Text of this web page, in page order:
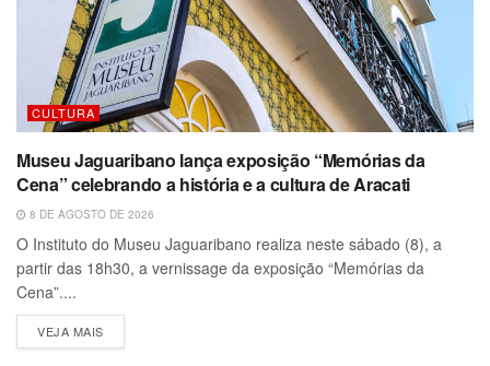
CULTURA
Museu Jaguaribano lança exposição “Memórias da
Cena” celebrando a história e a cultura de Aracati
8 DE AGOSTO DE 2026
O Instituto do Museu Jaguaribano realiza neste sábado (8), a
partir das 18h30, a vernissage da exposição “Memórias da
Cena”....
VEJA MAIS